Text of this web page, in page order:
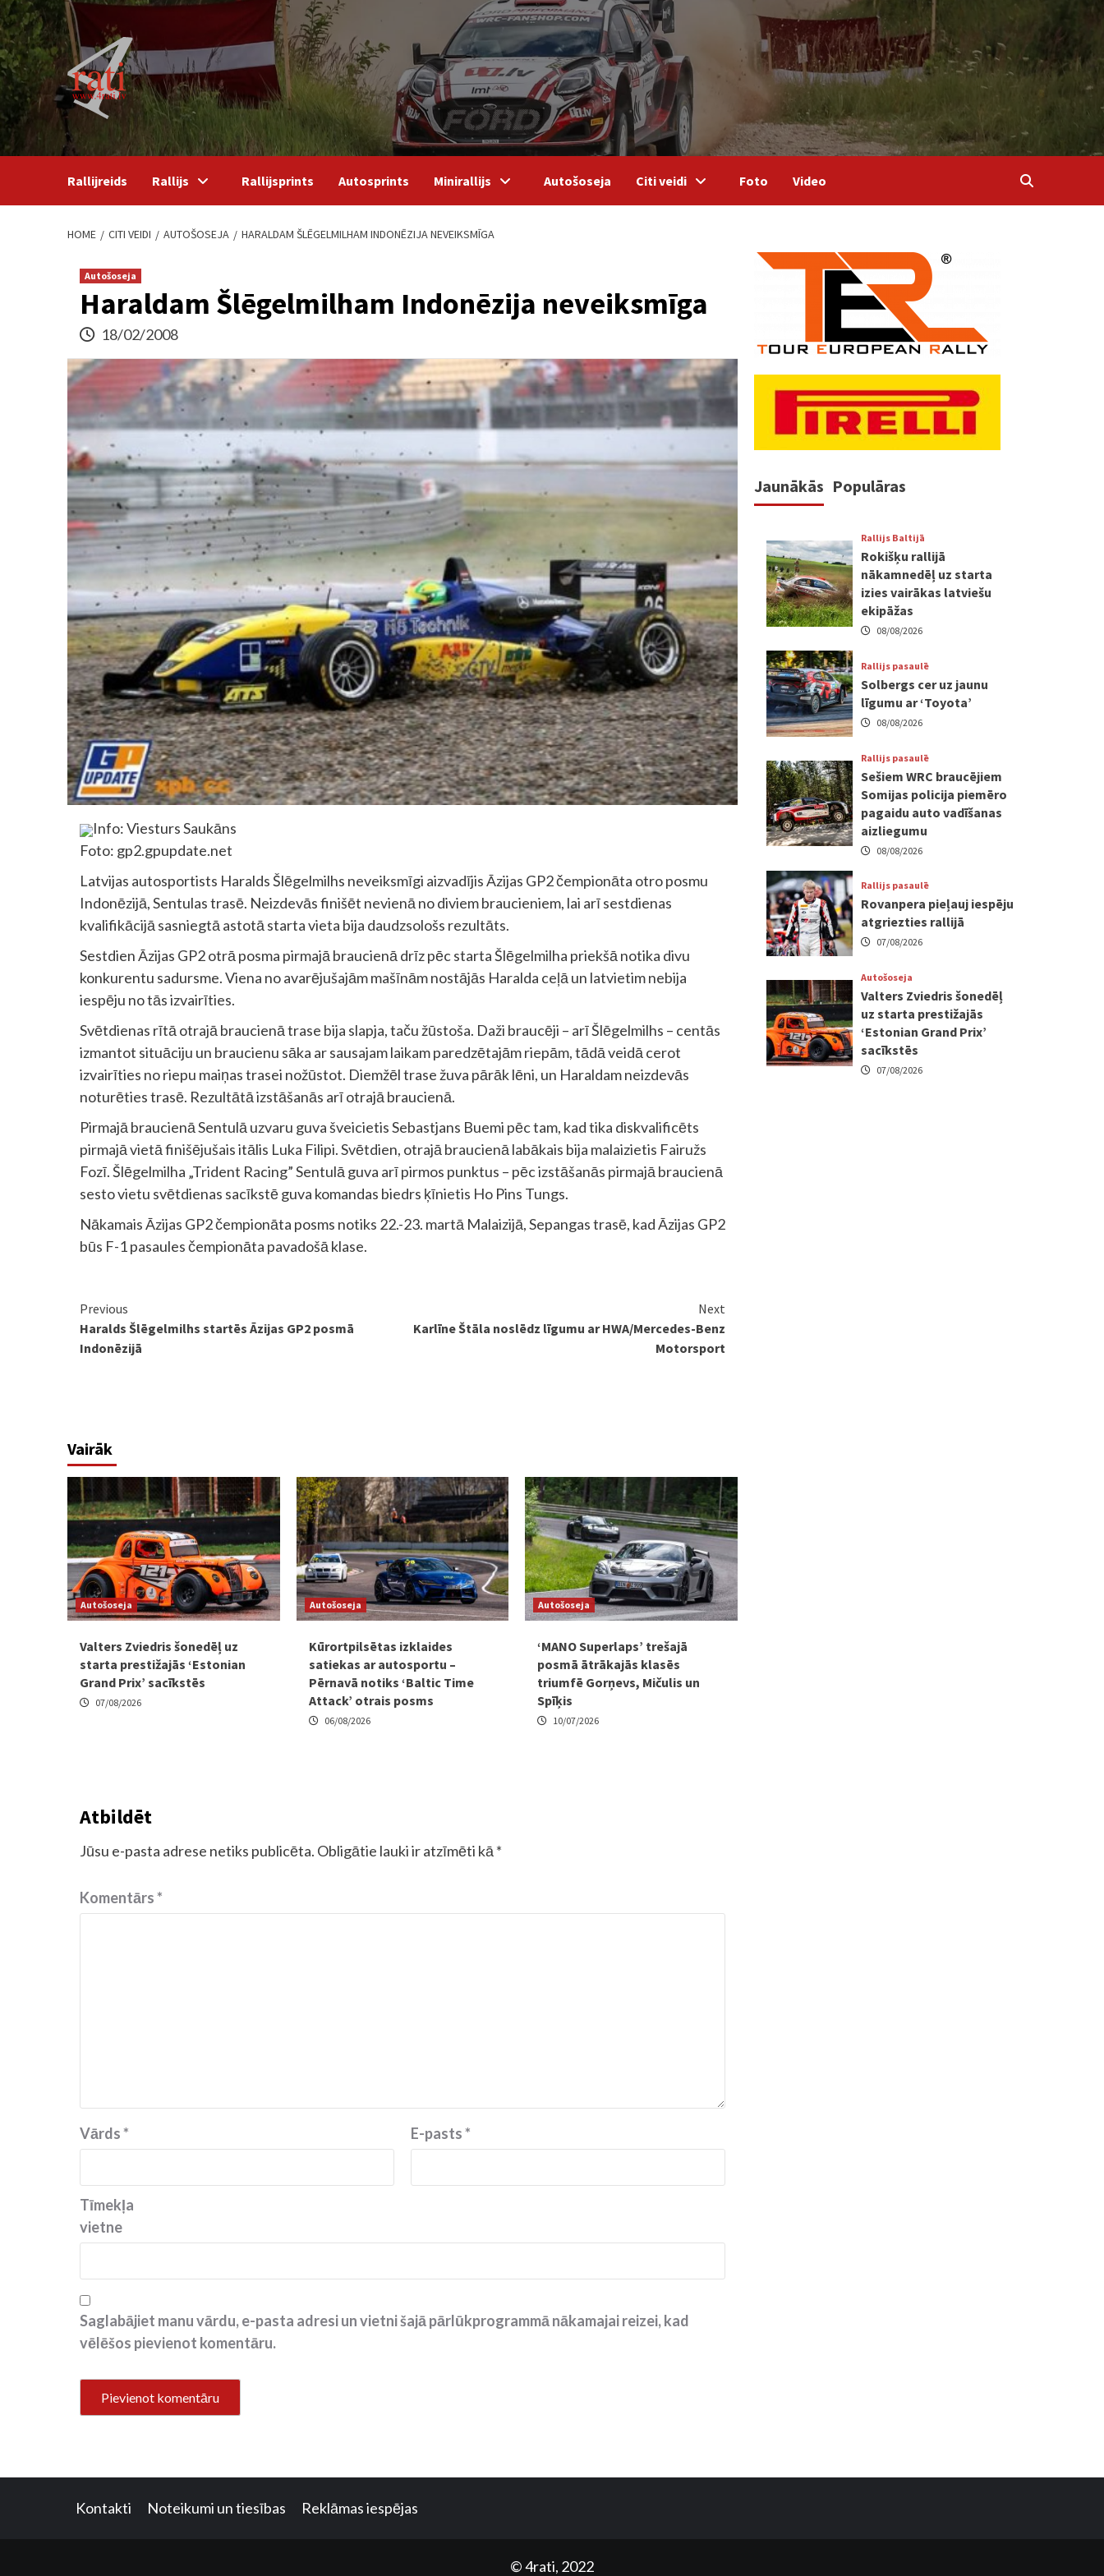
Skip
to
content
Rallijreids Rallijs Rallijsprints Autosprints Minirallijs Autošoseja Citi veidi Foto Video
HOME CITI VEIDI AUTOŠOSEJA HARALDAM ŠLĒGELMILHAM INDONĒZIJA NEVEIKSMĪGA
Autošoseja
Haraldam Šlēgelmilham Indonēzija neveiksmīga
18/02/2008
Info: Viesturs Saukāns
Foto: gp2.gpupdate.net
Latvijas autosportists Haralds Šlēgelmilhs neveiksmīgi aizvadījis Āzijas GP2 čempionāta otro posmu
Indonēzijā, Sentulas trasē. Neizdevās finišēt nevienā no diviem braucieniem, lai arī sestdienas
kvalifikācijā sasniegtā astotā starta vieta bija daudzsološs rezultāts.
Sestdien Āzijas GP2 otrā posma pirmajā braucienā drīz pēc starta Šlēgelmilha priekšā notika divu
konkurentu sadursme. Viena no avarējušajām mašīnām nostājās Haralda ceļā un latvietim nebija
iespēju no tās izvairīties.
Svētdienas rītā otrajā braucienā trase bija slapja, taču žūstoša. Daži braucēji – arī Šlēgelmilhs – centās
izmantot situāciju un braucienu sāka ar sausajam laikam paredzētajām riepām, tādā veidā cerot
izvairīties no riepu maiņas trasei nožūstot. Diemžēl trase žuva pārāk lēni, un Haraldam neizdevās
noturēties trasē. Rezultātā izstāšanās arī otrajā braucienā.
Pirmajā braucienā Sentulā uzvaru guva šveicietis Sebastjans Buemi pēc tam, kad tika diskvalificēts
pirmajā vietā finišējušais itālis Luka Filipi. Svētdien, otrajā braucienā labākais bija malaizietis Fairužs
Fozī. Šlēgelmilha „Trident Racing” Sentulā guva arī pirmos punktus – pēc izstāšanās pirmajā braucienā
sesto vietu svētdienas sacīkstē guva komandas biedrs ķīnietis Ho Pins Tungs.
Nākamais Āzijas GP2 čempionāta posms notiks 22.-23. martā Malaizijā, Sepangas trasē, kad Āzijas GP2
būs F-1 pasaules čempionāta pavadošā klase.
Continue
Reading
Previous
Haralds Šlēgelmilhs startēs Āzijas GP2 posmā
Indonēzijā
Next
Karlīne Štāla noslēdz līgumu ar HWA/Mercedes-Benz
Motorsport
Vairāk
Autošoseja
Valters Zviedris šonedēļ uz
starta prestižajās ‘Estonian
Grand Prix’ sacīkstēs
07/08/2026
Autošoseja
Kūrortpilsētas izklaides
satiekas ar autosportu –
Pērnavā notiks ‘Baltic Time
Attack’ otrais posms
06/08/2026
Autošoseja
‘MANO Superlaps’ trešajā
posmā ātrākajās klasēs
triumfē Gorņevs, Mičulis un
Spīķis
10/07/2026
Atbildēt
Jūsu e-pasta adrese netiks publicēta. Obligātie lauki ir atzīmēti kā*
Komentārs*
Vārds* E-pasts*
Tīmekļa
vietne
Saglabājiet manu vārdu, e-pasta adresi un vietni šajā pārlūkprogrammā nākamajai reizei, kad
vēlēšos pievienot komentāru.
Jaunākās Populāras
Rallijs Baltijā
Rokišķu rallijā
nākamnedēļ uz starta
izies vairākas latviešu
ekipāžas
08/08/2026
Rallijs pasaulē
Solbergs cer uz jaunu
līgumu ar ‘Toyota’
08/08/2026
Rallijs pasaulē
Sešiem WRC braucējiem
Somijas policija piemēro
pagaidu auto vadīšanas
aizliegumu
08/08/2026
Rallijs pasaulē
Rovanpera pieļauj iespēju
atgriezties rallijā
07/08/2026
Autošoseja
Valters Zviedris šonedēļ
uz starta prestižajās
‘Estonian Grand Prix’
sacīkstēs
07/08/2026
Kontakti Noteikumi un tiesības Reklāmas iespējas
© 4rati, 2022